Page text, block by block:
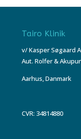
Tairo Klinik
v/ Kasper Søgaard
Aut. Rolfer &
Aarhus, Danmark
CVR: 34814880